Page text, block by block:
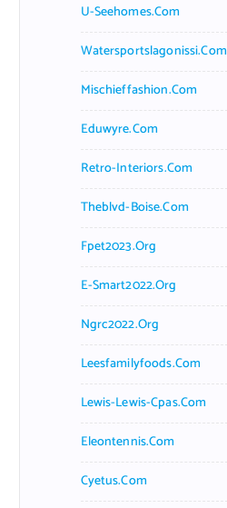
U-Seehomes.com
Watersportslagonissi.com
Mischieffashion.com
Eduwyre.com
Retro-Interiors.com
Theblvd-Boise.com
Fpet2023.org
E-Smart2022.org
Ngrc2022.org
Leesfamilyfoods.com
Lewis-Lewis-Cpas.com
Eleontennis.com
Cyetus.com